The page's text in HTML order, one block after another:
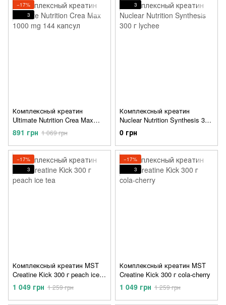
−17%
3
Комплексный креатин
Ultimate Nutrition Crea Max
1000 mg 144 капсул
891 грн 1 069 грн
3
Комплексный креатин
Nuclear Nutrition Synthesis 300
г lychee
0 грн
−17%
3
Комплексный креатин MST
Creatine Kick 300 г peach ice
tea
1 049 грн 1 259 грн
−17%
3
Комплексный креатин MST
Creatine Kick 300 г cola-cherry
1 049 грн 1 259 грн